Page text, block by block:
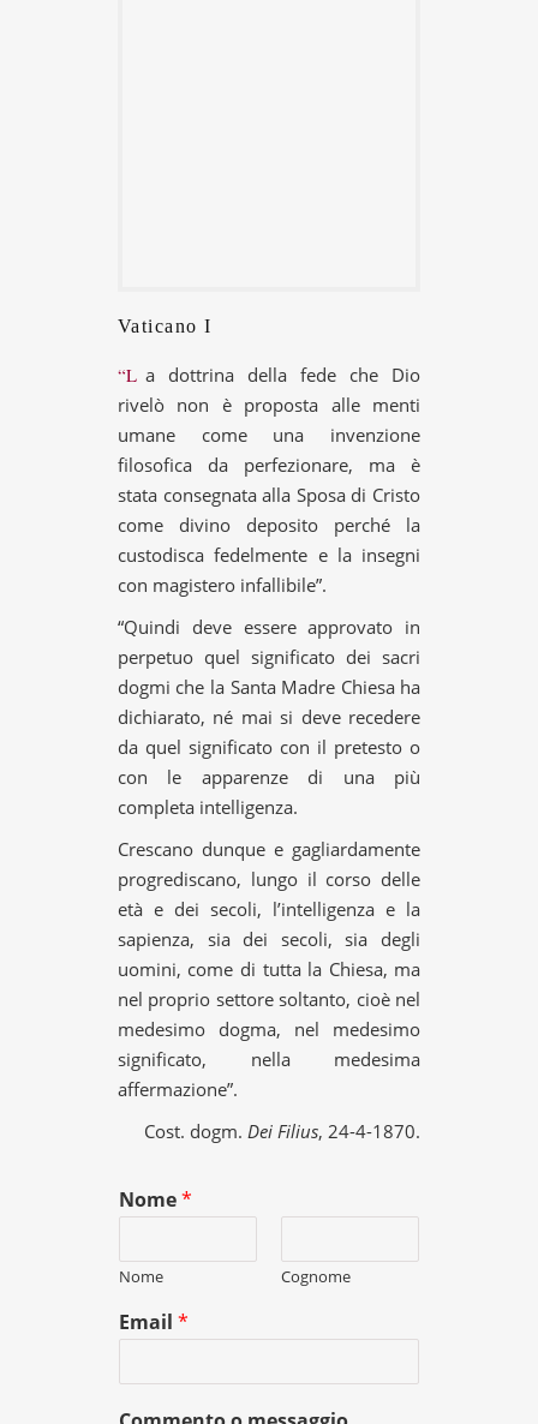
Vaticano I
“La dottrina della fede che Dio
rivelò non è proposta alle menti
umane come una invenzione
filosofica da perfezionare, ma è
stata consegnata alla Sposa di Cristo
come divino deposito perché la
custodisca fedelmente e la insegni
con magistero infallibile”.
“Quindi deve essere approvato in
perpetuo quel significato dei sacri
dogmi che la Santa Madre Chiesa ha
dichiarato, né mai si deve recedere
da quel significato con il pretesto o
con le apparenze di una più
completa intelligenza.
Crescano dunque e gagliardamente
progrediscano, lungo il corso delle
età e dei secoli, l’intelligenza e la
sapienza, sia dei secoli, sia degli
uomini, come di tutta la Chiesa, ma
nel proprio settore soltanto, cioè nel
medesimo dogma, nel medesimo
significato, nella medesima
affermazione”.
Cost. dogm. Dei Filius, 24-4-1870.
Nome*
Nome Cognome
Email *